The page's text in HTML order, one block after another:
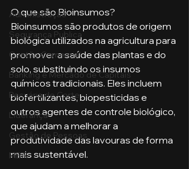
Administração
Segurança Publica
Gestão Comercial
Banking e Mercado de Capitais
Pecuária de Corte
Liderança
Gestão de Pessoas
MBA
O que são Bioinsumos?
Bioinsumos são produtos de origem
biológica utilizados na agricultura para
promover a saúde das plantas e do
solo, substituindo os insumos
químicos tradicionais. Eles incluem
biofertilizantes, biopesticidas e
outros agentes de controle biológico,
que ajudam a melhorar a
produtividade das lavouras de forma
mais sustentável.